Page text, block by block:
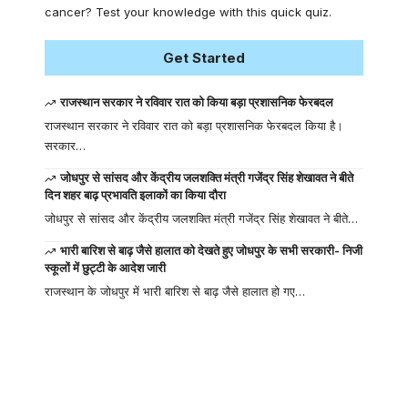
cancer? Test your knowledge with this quick quiz.
Get Started
राजस्थान सरकार ने रविवार रात को किया बड़ा प्रशासनिक फेरबदल
राजस्थान सरकार ने रविवार रात को बड़ा प्रशासनिक फेरबदल किया है।
सरकार…
जोधपुर से सांसद और केंद्रीय जलशक्ति मंत्री गजेंद्र सिंह शेखावत ने बीते
दिन शहर बाढ़ प्रभावति इलाकों का किया दौरा
जोधपुर से सांसद और केंद्रीय जलशक्ति मंत्री गजेंद्र सिंह शेखावत ने बीते…
भारी बारिश से बाढ़ जैसे हालात को देखते हुए जोधपुर के सभी सरकारी- निजी
स्कूलों में छुट्टी के आदेश जारी
राजस्थान के जोधपुर में भारी बारिश से बाढ़ जैसे हालात हो गए…